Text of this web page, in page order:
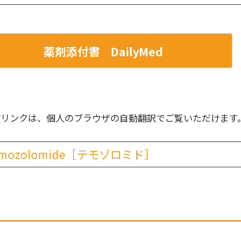
薬剤添付書 DailyMed
クは、個人のブラウザの自動翻訳でご覧いただけます。
［テモゾロミド］